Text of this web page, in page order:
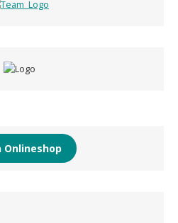
Onlineshop